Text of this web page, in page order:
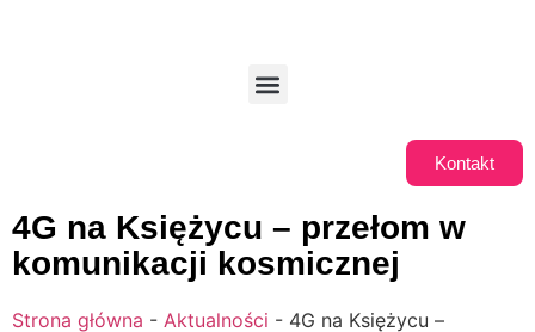
Kontakt
4G na Księżycu – przełom w
komunikacji kosmicznej
Strona główna - Aktualności - 4G na Księżycu –